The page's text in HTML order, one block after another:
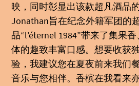
映，同时彰显出该款超凡酒品
Jonathan旨在纪念外籍军团的
品“l’éternel 1984”带来了集果
体的趣致丰富口感。想要收获
验，我建议您在夏夜前来我们
音乐与您相伴。香槟在我看来